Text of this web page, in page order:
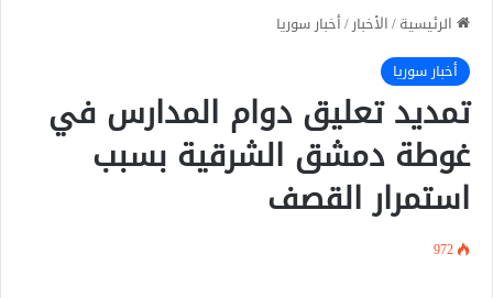
الرئيسية/الأخبار/أخبار سوريا
أخبار سوريا
تمديد تعليق دوام المدارس في
غوطة دمشق الشرقية بسبب
استمرار القصف
972